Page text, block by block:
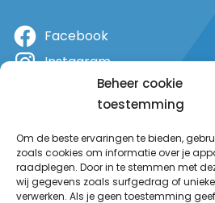
Beheer cookie
toestemming
Om de beste ervaringen te bieden,
zoals cookies om informatie over je
raadplegen. Door in te stemmen met
wij gegevens zoals surfgedrag of unieke
verwerken. Als je geen toestemming
Facebook
Instagram
YouTube